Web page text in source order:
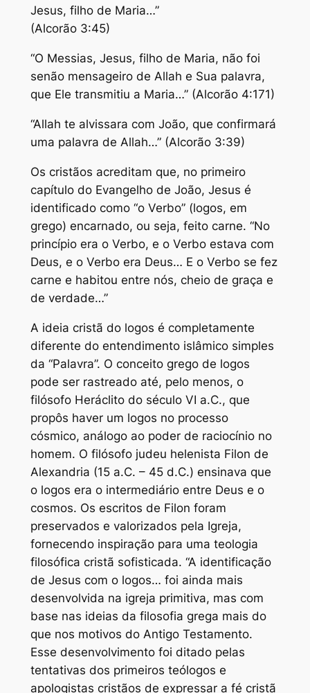
Jesus, filho de Maria…”
(Alcorão 3:45)
“O Messias, Jesus, filho de Maria, não foi
senão mensageiro de Allah e Sua palavra,
que Ele transmitiu a Maria…” (Alcorão 4:171)
“Allah te alvissara com João, que confirmará
uma palavra de Allah…” (Alcorão 3:39)
Os cristãos acreditam que, no primeiro
capítulo do Evangelho de João, Jesus é
identificado como “o Verbo” (logos, em
grego) encarnado, ou seja, feito carne. “No
princípio era o Verbo, e o Verbo estava com
Deus, e o Verbo era Deus… E o Verbo se fez
carne e habitou entre nós, cheio de graça e
de verdade…”
A ideia cristã do logos é completamente
diferente do entendimento islâmico simples
da “Palavra”. O conceito grego de logos
pode ser rastreado até, pelo menos, o
filósofo Heráclito do século VI a.C., que
propôs haver um logos no processo
cósmico, análogo ao poder de raciocínio no
homem. O filósofo judeu helenista Filon de
Alexandria (15 a.C. – 45 d.C.) ensinava que
o logos era o intermediário entre Deus e o
cosmos. Os escritos de Filon foram
preservados e valorizados pela Igreja,
fornecendo inspiração para uma teologia
filosófica cristã sofisticada. “A identificação
de Jesus com o logos… foi ainda mais
desenvolvida na igreja primitiva, mas com
base nas ideias da filosofia grega mais do
que nos motivos do Antigo Testamento.
Esse desenvolvimento foi ditado pelas
tentativas dos primeiros teólogos e
apologistas cristãos de expressar a fé cristã